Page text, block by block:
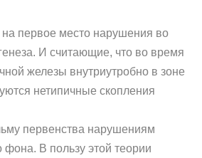
первое место нарушения во
И считающие, что во время
железы внутриутробно в зоне
нетипичные скопления
первенства нарушениям
фона. В пользу этой теории